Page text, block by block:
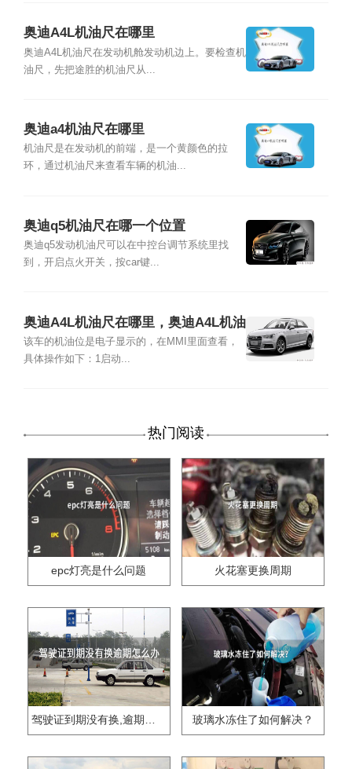
奥迪A4L机油尺在哪里
奥迪A4L机油尺在发动机舱发动机边上。要检查机
油尺，先把途胜的机油尺从...
奥迪a4机油尺在哪里
机油尺是在发动机的前端，是一个黄颜色的拉
环，通过机油尺来查看车辆的机油...
奥迪q5机油尺在哪一个位置
奥迪q5发动机油尺可以在中控台调节系统里找
到，开启点火开关，按car键...
奥迪A4L机油尺在哪里，奥迪A4L机油
油位怎么看
该车的机油位是电子显示的，在MMI里面查看，
具体操作如下：1启动...
热门阅读
epc灯亮是什么问题 火花塞更换周期
驾驶证到期没有换,逾期怎么办?? 玻璃水冻住了如何解决？